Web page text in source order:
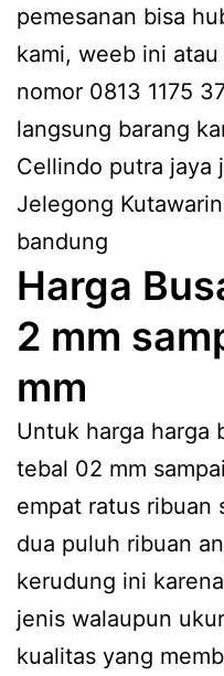
pemesanan bisa
kami, weeb ini
nomor 0813 1175
langsung barang
Cellindo putra jaya
Jelegong
bandung
Harga
2 mm
mm
Untuk harga harga
tebal 02 mm
empat ratus ribuan
dua puluh ribuan
kerudung ini
jenis walaupun
kualitas yang